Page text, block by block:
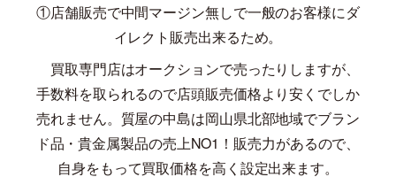
①店舗販売で中間マージン無しで一般のお客様にダ
イレクト販売出来るため。
買取専門店はオークションで売ったりしますが、
手数料を取られるので店頭販売価格より安くでしか
売れません。質屋の中島は岡山県北部地域でブラン
ド品・貴金属製品の売上NO1 ！販売力があるので、
自身をもって買取価格を高く設定出来ます。